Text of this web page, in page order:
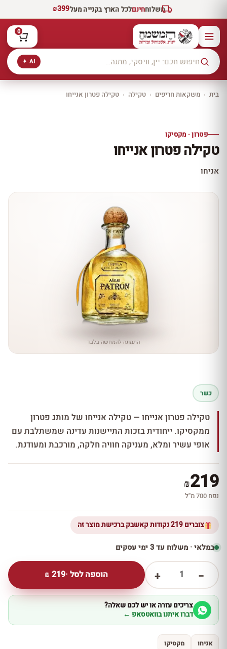
משלוחחינםלכל הארץ בקנייה מעל₪399
AI ✦
0
בית › משקאות חריפים › טקילה › טקילה פטרון אנייחו
10% הנחה
עכשיו ב-10% הנחה
פטרון · מקסיקו
טקילה פטרון אנייחו
אניחו
התמונה להמחשה בלבד
כשר
טקילה פטרון אנייחו — טקילה אנייחו של מותג פטרון
ממקסיקו. ייחודית בזכות התיישנות עדינה שמשתלבת עם
אופי עשיר ומלא, מעניקה חוויה חלקה, מורכבת ומעודנת.
₪219
נפח 700 מ''ל
צוברים 219 נקודות קאשבק ברכישת מוצר זה
במלאי · משלוח עד 3 ימי עסקים
−
1
+ הוספה לסל ·219
₪
צריכים עזרה או יש לכם שאלה?
דברו איתנו בוואטסאפ ←
אניחו מקסיקו